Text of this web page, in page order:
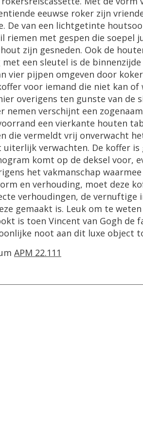
eeuwse roker zijn
De van een lichtgetinte
riemen met gespen die soepel
zijn gesneden. Ook de
een sleutel is de
vier pijpen omgeven door
voor iemand die niet kan
overigens ten gunste van de
nemen verschijnt een
een vierkante houten
die vermeldt vrij onverwacht
uiterlijk verwachten. De koffer
komt op de deksel voor,
het vakmanschap
en verhouding, moet deze
verhoudingen, de
gemaakt is. Leuk om te
is toen Vincent van Gogh de
noot aan dit luxe object
APM 22.111